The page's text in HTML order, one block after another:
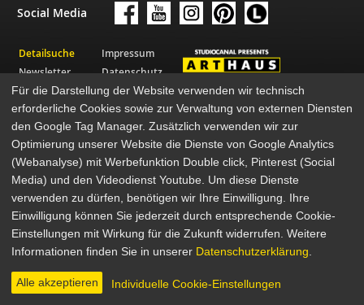
Social Media
Detailsuche
Newsletter
Über Arthaus
Presse
Impressum
Datenschutz
AGB
© 2026 STUDIOCANAL GmbH
Für die Darstellung der Website verwenden wir technisch
erforderliche Cookies sowie zur Verwaltung von externen Diensten
den Google Tag Manager. Zusätzlich verwenden wir zur
Optimierung unserer Website die Dienste von Google Analytics
(Webanalyse) mit Werbefunktion Double click, Pinterest (Social
Media) und den Videodienst Youtube. Um diese Dienste
verwenden zu dürfen, benötigen wir Ihre Einwilligung. Ihre
Einwilligung können Sie jederzeit durch entsprechende Cookie-
Einstellungen mit Wirkung für die Zukunft widerrufen. Weitere
Informationen finden Sie in unserer Datenschutzerklärung
Alle akzeptieren Individuelle Cookie-Einstellungen